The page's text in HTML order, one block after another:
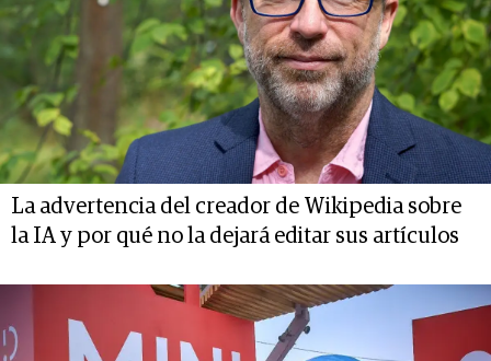
La advertencia del creador de Wikipedia sobre
la IA y por qué no la dejará editar sus artículos